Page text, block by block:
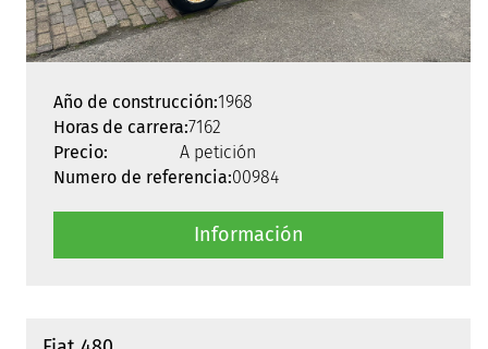
Año de construcción:1968
Horas de carrera:7162
Precio:
A petición
Numero de referencia:00984
Información